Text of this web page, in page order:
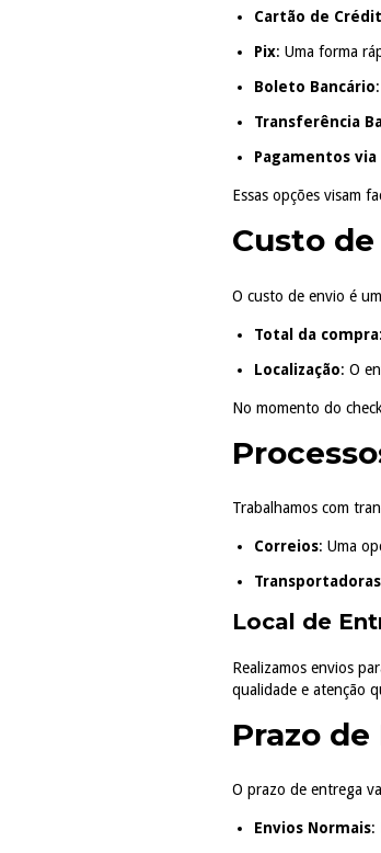
Cartão de
Pix: Uma forma
Boleto Bancário
Transferência
Pagamentos
Essas opções visam
Custo
O custo de envio é
Total da compra
Localização: O
No momento do
Trabalhamos com
Correios: Uma
Transportadoras
Local de
Realizamos envios
qualidade e atenção
Prazo
O prazo de entrega
Envios Normais: